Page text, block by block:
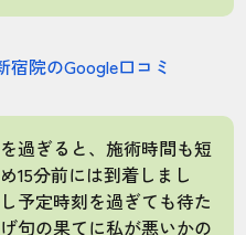
宿院のGoogle口コミ
過ぎると、施術時間も短
15分前には到着しまし
予定時刻を過ぎても待た
句の果てに私が悪いかの